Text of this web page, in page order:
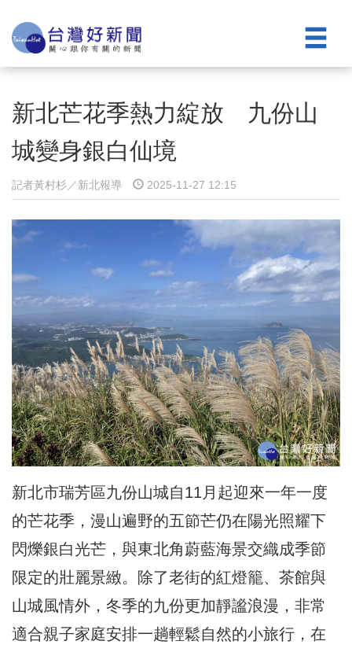
新北芒花季熱力綻放 九份山
城變身銀白仙境
記者黃村杉／新北報導 2025-11-27 12:15
新北市瑞芳區九份山城自11月起迎來一年一度
的芒花季，漫山遍野的五節芒仍在陽光照耀下
閃爍銀白光芒，與東北角蔚藍海景交織成季節
限定的壯麗景緻。除了老街的紅燈籠、茶館與
山城風情外，冬季的九份更加靜謐浪漫，非常
適合親子家庭安排一趟輕鬆自然的小旅行，在